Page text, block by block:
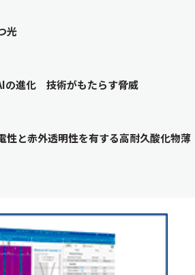
光
の進化 技術がもたらす脅威
性と赤外透明性を有する高耐久酸化物薄